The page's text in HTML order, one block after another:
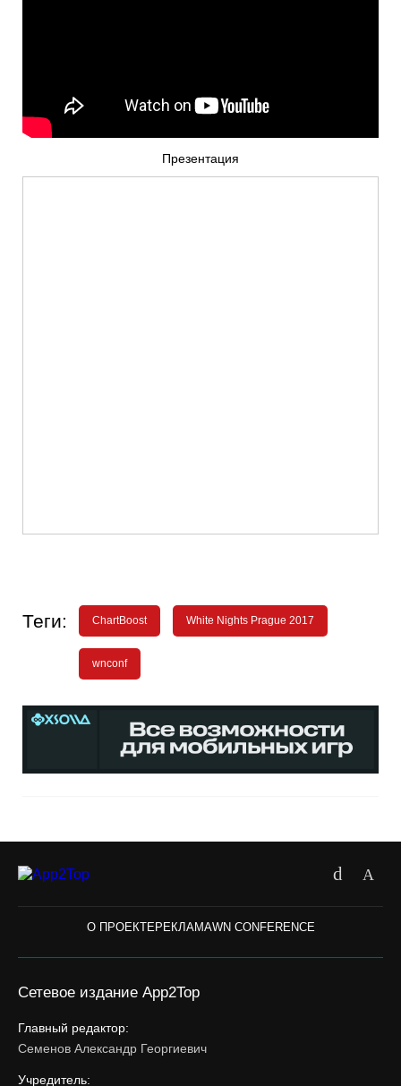
Презентация
Теги: ChartBoost White Nights Prague 2017
wnconf
О ПРОЕКТЕРЕКЛАМАWN CONFERENCE
Сетевое издание App2Top
Главный редактор:
Семенов Александр Георгиевич
Учредитель: